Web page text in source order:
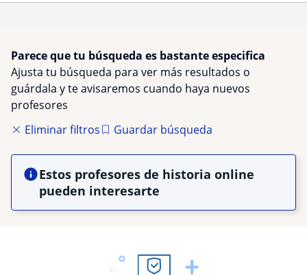
Parece que tu búsqueda es bastante especifica
Ajusta tu búsqueda para ver más resultados o
guárdala y te avisaremos cuando haya nuevos
profesores
Eliminar filtros
Guardar búsqueda
Estos profesores de historia online
pueden interesarte